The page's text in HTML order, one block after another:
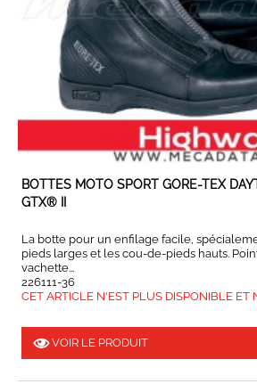
BOTTES MOTO SPORT GORE-TEX
GTX® II
La botte pour un enfilage facile,
pieds larges et les cou-de-pieds hauts.
vachette...
226111-36
CET ARTICLE N'EST PLUS DISPONIBLE ET
VOIR LE PRODUIT